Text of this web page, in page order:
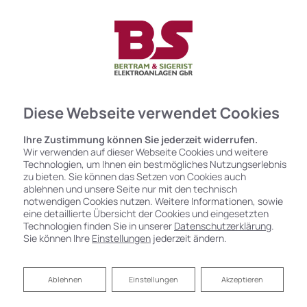
BS Elektroanlagen –
Diese Webseite verwendet Cookies
Ihre Zustimmung können Sie jederzeit widerrufen.
Wir verwenden auf dieser Webseite Cookies und weitere
Technologien, um Ihnen ein bestmögliches Nutzungserlebnis
zu bieten. Sie können das Setzen von Cookies auch
ablehnen und unsere Seite nur mit den technisch
notwendigen Cookies nutzen. Weitere Informationen, sowie
eine detaillierte Übersicht der Cookies und eingesetzten
Technologien finden Sie in unserer Datenschutzerklärung.
Sie können Ihre Einstellungen jederzeit ändern.
Akzeptieren
Einstellungen
Ablehnen
Ablehnen